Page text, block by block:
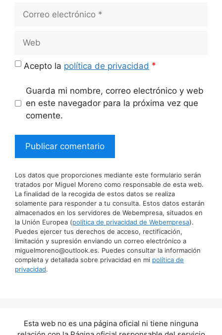
Correo
Web
Acepto la política de privacidad *
Guarda mi nombre, correo electrónico y web
en este navegador para la próxima vez que
comente.
Los datos que proporciones mediante este formulario serán
tratados por Miguel Moreno como responsable de esta web.
La finalidad de la recogida de estos datos se realiza
solamente para responder a tu consulta. Estos datos estarán
almacenados en los servidores de Webempresa, situados en
la Unión Europea (política de privacidad de Webempresa).
Puedes ejercer tus derechos de acceso, rectificación,
limitación y supresión enviando un correo electrónico a
miguelmoreno@outlook.es. Puedes consultar la información
completa y detallada sobre privacidad en mi política de
privacidad.
Esta web no es una página oficial ni tiene ninguna